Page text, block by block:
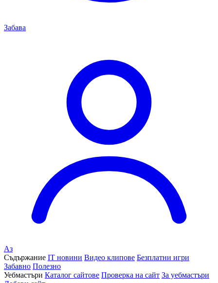
Забава
Аз
Съдържание IT новини Видео клипове Безплатни игри
Забавно Полезно
Уебмастъри Каталог сайтове Проверка на сайт За уебмастъри